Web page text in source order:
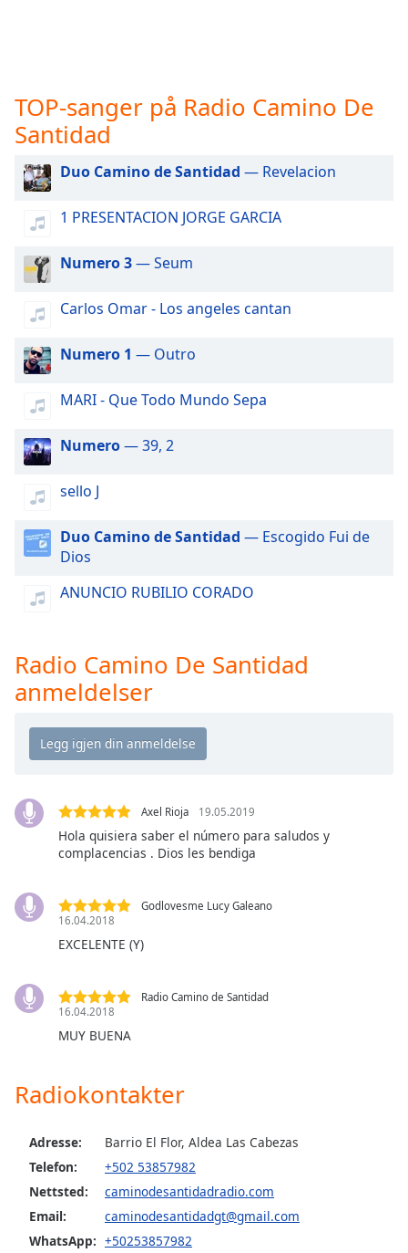
subtitles
off,
selected
Audio
Picture-
Picture
Fullscreen
modal
window.
dialog
Escape
cancel
and
Text
Color
Opacity
Background
Color
Color
Font
Edge
Style
TOP-sanger på Radio Camino De
Santidad
Duo Camino de Santidad — Revelacion
1 PRESENTACION JORGE GARCIA
Numero 3— Seum
Carlos Omar - Los angeles cantan
Numero 1 — Outro
MARI - Que Todo Mundo Sepa
Numero— 39, 2
sello J
Duo Camino de Santidad — Escogido Fui de
Dios
ANUNCIO RUBILIO CORADO
Radio Camino De Santidad
anmeldelser
Axel Rioja 19.05.2019
Hola quisiera saber el número para saludos y
complacencias . Dios les bendiga
Godlovesme Lucy Galeano
16.04.2018
EXCELENTE (Y)
Radio Camino de Santidad
16.04.2018
MUY BUENA
Radiokontakter
Adresse:
Barrio El Flor, Aldea Las Cabezas
Telefon:
+502 53857982
Nettsted:
caminodesantidadradio.com
Email:
caminodesantidadgt@gmail.com
WhatsApp: +50253857982